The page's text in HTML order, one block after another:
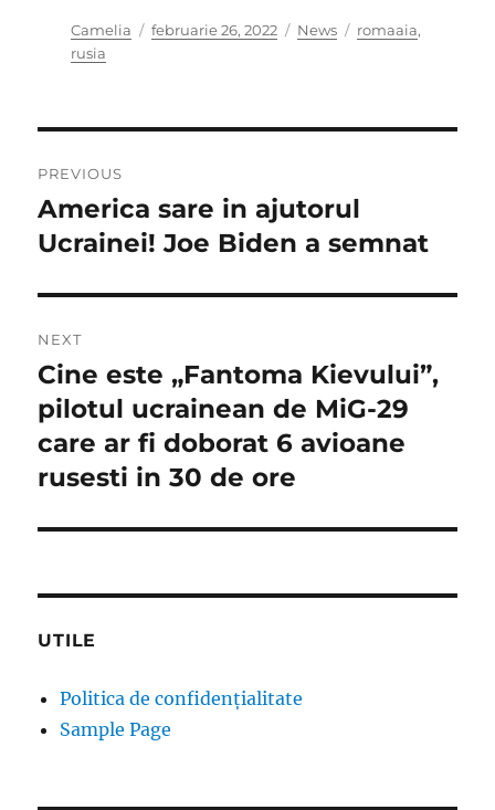
Author
Camelia
Posted
februarie 26, 2022 Categories
News Tags
romaaia,
rusia
în
articole
PREVIOUS
Previous
post:
America sare in ajutorul
Ucrainei! Joe Biden a semnat
NEXT
Next
post:
Cine este „Fantoma Kievului”,
pilotul ucrainean de MiG-29
care ar fi doborat 6 avioane
rusesti in 30 de ore
UTILE
Politica de confidențialitate
Sample Page